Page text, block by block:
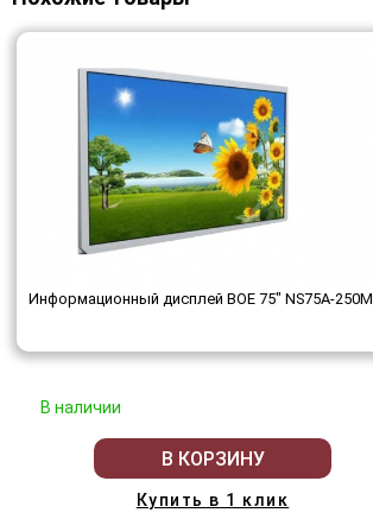
Информационный дисплей BOE 75" NS75A-250M
В наличии
В КОРЗИНУ
Купить в 1 клик